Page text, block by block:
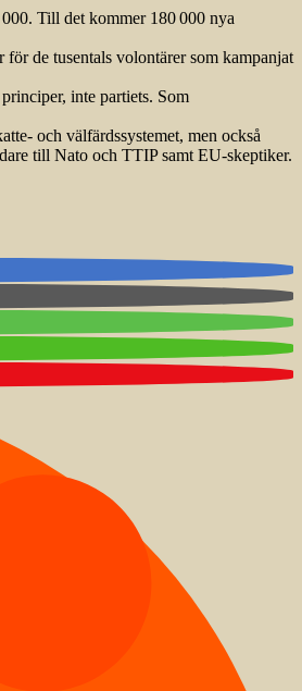
Till det kommer 180 000 nya
de tusentals volontärer som kampanjat
inte partiets. Som
och välfärdssystemet, men också
till Nato och TTIP samt EU-skeptiker.